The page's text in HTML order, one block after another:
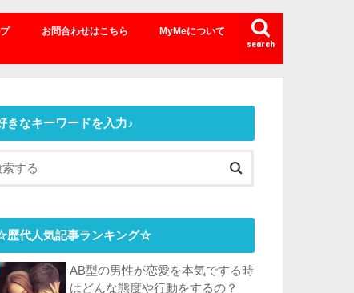
search
お問合わせはこちら MyMeについて
きなキーワードを入力♪
歴代人気記事ランキング☆
AB型の男性が恋愛を本気でする時
はどんな態度や行動をするの？